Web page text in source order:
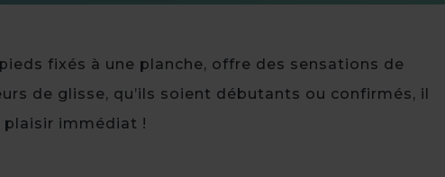
fixés à une planche, offre des sensations de
de glisse, qu’ils soient débutants ou confirmés, il
plaisir immédiat !